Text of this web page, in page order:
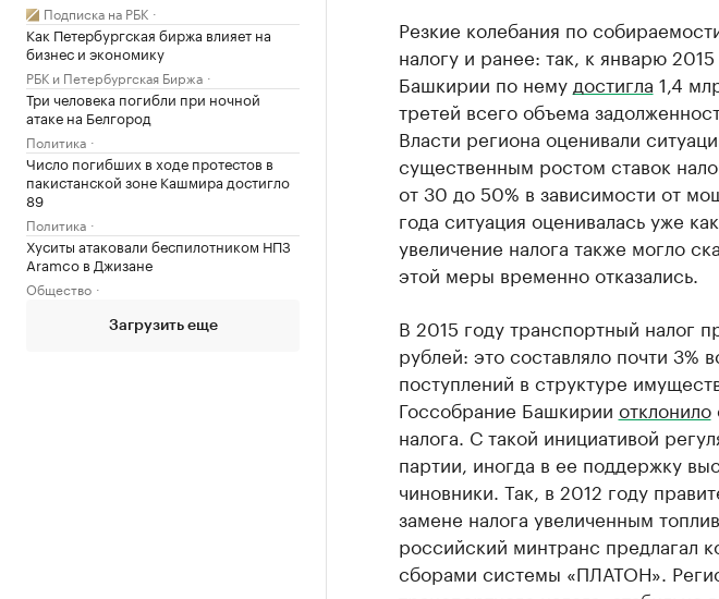
Подписка на РБК
Как Петербургская биржа влияет на
бизнес и экономику
РБК и Петербургская Биржа
Три человека погибли при ночной
атаке на Белгород
Политика
Число погибших в ходе протестов в
пакистанской зоне Кашмира достигло
89
Политика
Хуситы атаковали беспилотником НПЗ
Aramco в Джизане
Общество
Загрузить еще
Резкие колебания по
налогу и ранее: так, к январю
Башкирии по нему достигла 1,4
третей всего объема
Власти региона оценивали
существенным ростом ставок
от 30 до 50% в зависимости от
года ситуация оценивалась уже
увеличение налога также могло
этой меры временно отказались.
В 2015 году транспортный налог
рублей: это составляло почти 3%
поступлений в структуре
Госсобрание Башкирии отклонило
налога. С такой инициативой
партии, иногда в ее поддержку
чиновники. Так, в 2012 году
замене налога увеличенным
российский минтранс предлагал
сборами системы «ПЛАТОН».